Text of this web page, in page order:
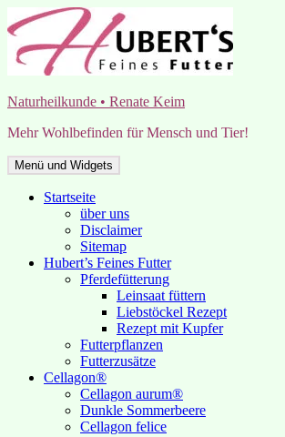
Zum
Inhalt
springen
Naturheilkunde • Renate Keim
Mehr Wohlbefinden für Mensch und Tier!
Menü und Widgets
Startseite
über uns
Disclaimer
Sitemap
Hubert’s Feines Futter
Pferdefütterung
Leinsaat füttern
Liebstöckel Rezept
Rezept mit Kupfer
Futterpflanzen
Futterzusätze
Cellagon®
Cellagon aurum®
Dunkle Sommerbeere
Cellagon felice